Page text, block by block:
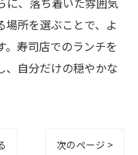
場所を選ぶことで、よ
。寿司店でのランチを
、自分だけの穏やかな
次のページ >